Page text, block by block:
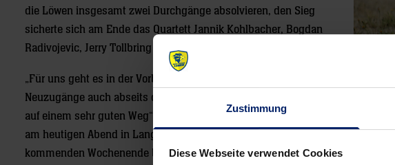
Zustimmung
Diese Webseite verwendet Cookies
die Löwen insgesamt zwei Durchgänge absolvieren, den Sieg
sicherte sich am Ende das Quartett Jannik Kohlbacher, Bogdan
Radivojevic, Jerry Tollbring und Filip Taleski.
„Für uns geht es in der Vorbereitung auch darum, unsere
Neuzugänge auch abseits des Spielfeldes zu integrieren. Da sind wir
auf einem sehr guten Weg“, freut sich Patrick Groetzki schon auf die
am heutigen Abend in Langensteinbach folgt noch ein Testspiel am
kommenden Wochenende beim Traumalix Dolo Cup ihren Titel aus dem Jahr